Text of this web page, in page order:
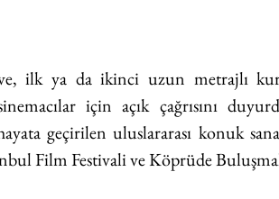
ilk ya da ikinci uzun metrajlı
için açık çağrısını
geçirilen uluslararası konuk
Film Festivali ve Köprüde